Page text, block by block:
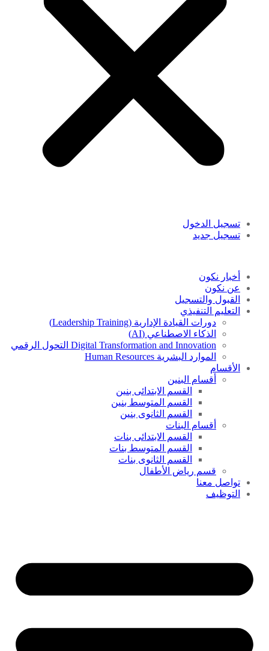
تسجيل الدخول
تسجيل جديد
أخبار نكون
عن نكون
القبول والتسجيل
التعليم التنفيذي
دورات القيادة الإدارية (Leadership Training)
الذكاء الاصطناعي (AI)
Digital Transformation and Innovation التحول الرقمي
الموارد البشرية Human Resources
الأقسام
أقسام البنين
القسم الابتدائى بنين
القسم المتوسط بنين
القسم الثانوى بنين
أقسام البنات
القسم الابتدائى بنات
القسم المتوسط بنات
القسم الثانوى بنات
قسم رياض الأطفال
تواصل معنا
التوظيف